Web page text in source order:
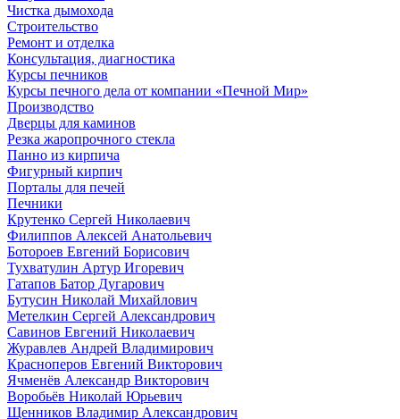
Чистка дымохода
Строительство
Ремонт и отделка
Консультация, диагностика
Курсы печников
Курсы печного дела от компании «Печной Мир»
Производство
Дверцы для каминов
Резка жаропрочного стекла
Панно из кирпича
Фигурный кирпич
Порталы для печей
Печники
Крутенко Сергей Николаевич
Филиппов Алексей Анатольевич
Ботороев Евгений Борисович
Тухватулин Артур Игоревич
Гатапов Батор Дугарович
Бутусин Николай Михайлович
Метелкин Сергей Александрович
Савинов Евгений Николаевич
Журавлев Андрей Владимирович
Красноперов Евгений Викторович
Ячменёв Александр Викторович
Воробьёв Николай Юрьевич
Щенников Владимир Александрович